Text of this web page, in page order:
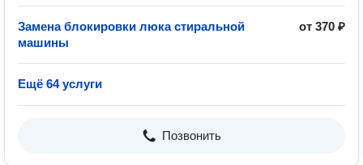
Замена блокировки люка стиральной
машины
от 370 ₽
Ещё 64 услуги
Позвонить